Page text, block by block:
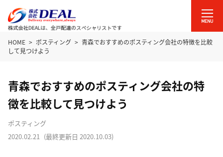
HOME ポスティング
青森でおすすめのポスティング会社の特徴を比較
して見つけよう
青森でおすすめのポスティング会社の特
徴を比較して見つけよう
ポスティング
2020.02.21 (最終更新日 2020.10.03)